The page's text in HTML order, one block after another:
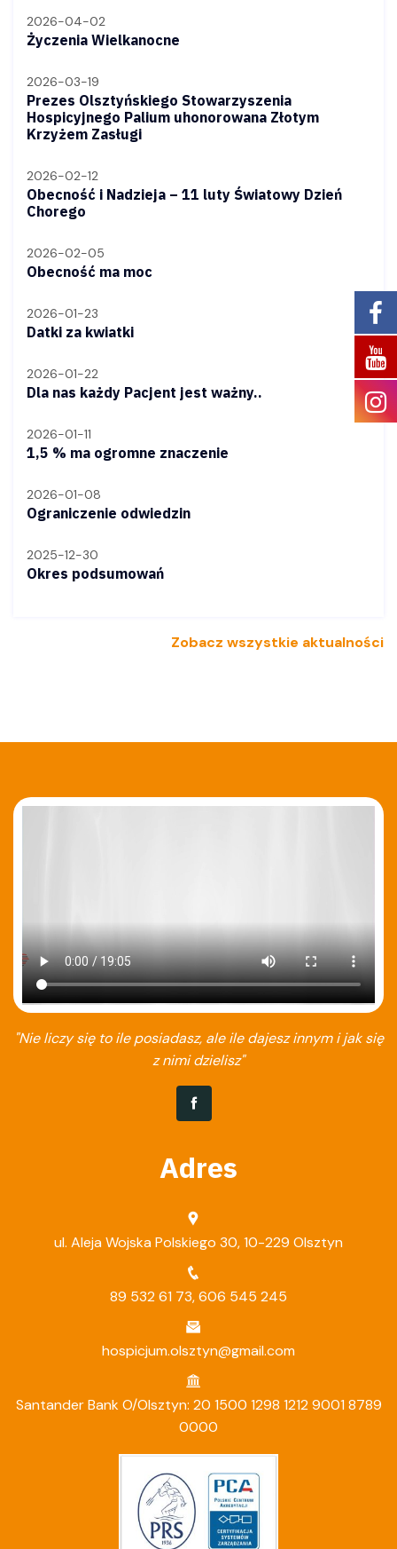
2026-04-02
Życzenia Wielkanocne
2026-03-19
Prezes Olsztyńskiego Stowarzyszenia
Hospicyjnego Palium uhonorowana Złotym
Krzyżem Zasługi
2026-02-12
Obecność i Nadzieja – 11 luty Światowy Dzień
Chorego
2026-02-05
Obecność ma moc
2026-01-23
Datki za kwiatki
2026-01-22
Dla nas każdy Pacjent jest ważny..
2026-01-11
1,5 % ma ogromne znaczenie
2026-01-08
Ograniczenie odwiedzin
2025-12-30
Okres podsumowań
Zobacz wszystkie aktualności
"Nie liczy się to ile posiadasz, ale ile dajesz innym i jak się
z nimi dzielisz"
Adres
ul. Aleja Wojska Polskiego 30, 10-229 Olsztyn
89 532 61 73,606 545 245
hospicjum.olsztyn@gmail.com
Santander Bank O/Olsztyn: 20 1500 1298 1212 9001 8789
0000